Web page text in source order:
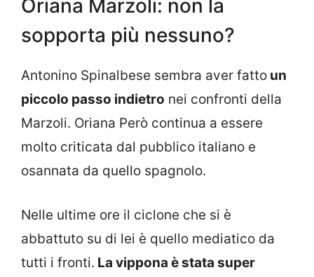
Oriana Marzoli: non la
sopporta più nessuno?
Antonino Spinalbese sembra aver fatto un
piccolo passo indietro nei confronti della
Marzoli. Oriana Però continua a essere
molto criticata dal pubblico italiano e
osannata da quello spagnolo.
Nelle ultime ore il ciclone che si è
abbattuto su di lei è quello mediatico da
tutti i fronti. La vippona è stata super